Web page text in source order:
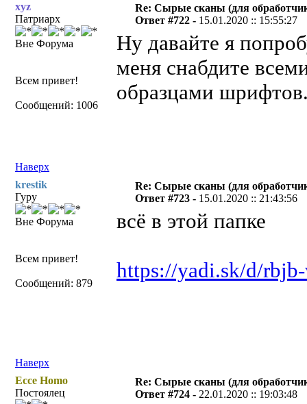
xyz
Патриарх
Вне Форума
Всем привет!
Сообщений: 1006
Re: Сырые сканы (для
Ответ #722 - 15.01.2020 :: 15:55:27
Ну давайте я
меня снабдите
образцами
Наверх
krestik
Гуру
Вне Форума
Всем привет!
Сообщений: 879
Re: Сырые сканы (для
Ответ #723 - 15.01.2020 :: 21:43:56
всё в этой папке
https://yadi.sk/d/
Наверх
Ecce Homo
Постоялец
Re: Сырые сканы (для
Ответ #724 - 22.01.2020 :: 19:03:48